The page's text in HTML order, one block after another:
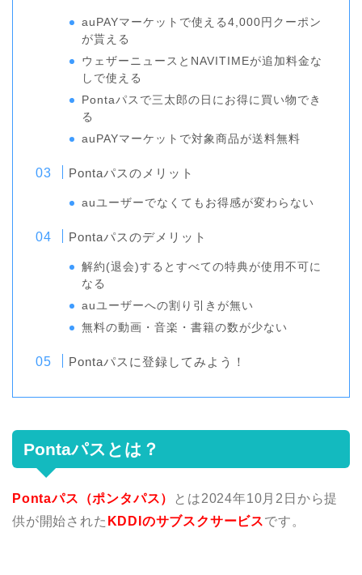
auPAYマーケットで使える4,000円クーポン
が貰える
ウェザーニュースとNAVITIMEが追加料金な
しで使える
Pontaパスで三太郎の日にお得に買い物でき
る
auPAYマーケットで対象商品が送料無料
Pontaパスのメリット
auユーザーでなくてもお得感が変わらない
Pontaパスのデメリット
解約(退会)するとすべての特典が使用不可に
なる
auユーザーへの割り引きが無い
無料の動画・音楽・書籍の数が少ない
Pontaパスに登録してみよう！
Pontaパスとは？
Pontaパス（ポンタパス）
とは2024年10月2日から提
供が開始された KDDIのサブスクサービスです。